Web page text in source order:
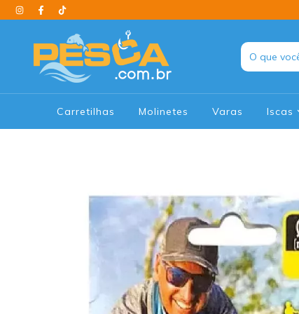
Carretilhas Molinetes Varas Iscas